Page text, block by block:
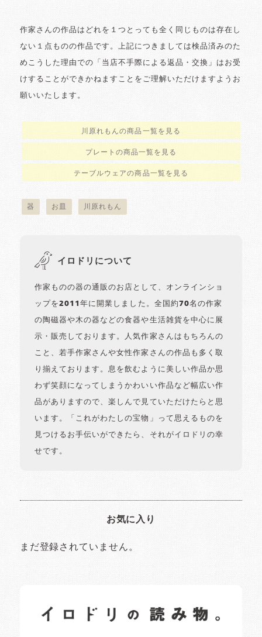
作家さんの作品はどれを１つとっても全く同じものは存在し
ない１点ものの作品です。上記につきましては検品済みのた
めこうした理由での「当店不手際による返品・交換」はお受
けすることができかねますことをご理解いただけますようお
願いいたします。
川原れもんの商品一覧を見る
プレートの商品一覧を見る
テーブルウェアの商品一覧を見る
器 お皿 川原れもん
イロドリについて
作家ものの器の通販のお店として、オンラインショ
ップを2011年に開業しました。全国約70名の作家
の陶磁器や木の器などの食器や生活雑貨を中心に展
示・販売しております。人気作家さんはもちろんの
こと、若手作家さんや女性作家さんの作品も多く取
り揃えております。息を飲むように美しい作品か思
わず笑顔になってしまうかわいい作品など幅広い作
品がありますので、楽しんで見ていただけたらと思
います。「これがわたしの宝物」って思えるものを
見つけるお手伝いができたら、それがイロドリの幸
せです。
お気に入り
まだ登録されていません。
日常の様子など随時更新中です。